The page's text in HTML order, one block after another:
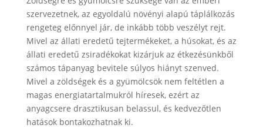
szervezetnek, az egyoldalú növényi alapú táplálkozás
rengeteg előnnyel jár, de inkább több veszélyt rejt.
Mivel az állati eredetű tejtermékeket, a húsokat, és az
állati eredetű zsiradékokat kizárjuk az étkezésünkből
számos tápanyag bevitele súlyos hiányt szenved.
Mivel a zöldségek és a gyümölcsök nem feltétlen a
magas energiatartalmukról híresek, ezért az
anyagcsere drasztikusan belassul, és kedvezőtlen
hatások bontakozhatnak ki.